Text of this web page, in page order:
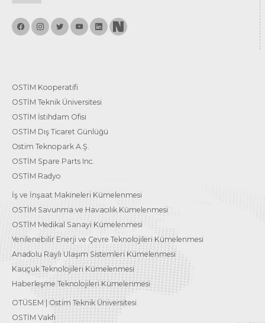
OSTİM Kooperatifi
OSTİM Teknik Üniversitesi
OSTİM İstihdam Ofisi
OSTİM Dış Ticaret Günlüğü
Ostim Teknopark A.Ş.
OSTİM Spare Parts Inc.
OSTİM Radyo
İş ve İnşaat Makineleri Kümelenmesi
OSTİM Savunma ve Havacılık Kümelenmesi
OSTİM Medikal Sanayi Kümelenmesi
Yenilenebilir Enerji ve Çevre Teknolojileri Kümelenmesi
Anadolu Raylı Ulaşım Sistemleri Kümelenmesi
Kauçuk Teknolojileri Kümelenmesi
Haberleşme Teknolojileri Kümelenmesi
OTÜSEM | Ostim Teknik Üniversitesi
OSTİM Vakfı